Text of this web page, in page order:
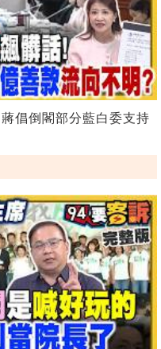
倡倒閣部分藍白委支持